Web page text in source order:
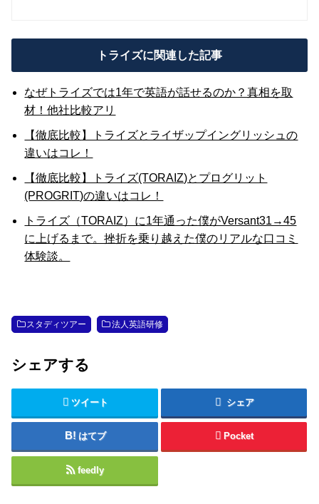
トライズに関連した記事
なぜトライズでは1年で英語が話せるのか？真相を取
材！他社比較アリ
【徹底比較】トライズとライザップイングリッシュの
違いはコレ！
【徹底比較】トライズ(TORAIZ)とプログリット
(PROGRIT)の違いはコレ！
トライズ（TORAIZ）に1年通った僕がVersant31→45
に上げるまで。挫折を乗り越えた僕のリアルな口コミ
体験談。
スタディツアー 法人英語研修
シェアする
ツイート シェア
はてブ Pocket
feedly